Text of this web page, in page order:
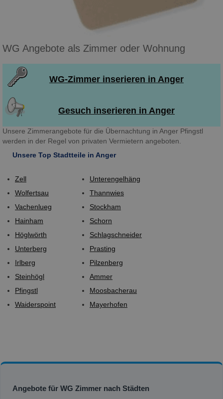
WG Angebote als Zimmer oder Wohnung
WG-Zimmer inserieren in Anger
Gesuch inserieren in Anger
Unsere Zimmerangebote für die Übernachtung in Anger Pfingstl
werden in der Regel von privaten Vermietern angeboten.
Unsere Top Stadtteile in Anger
Zell
Wolfertsau
Vachenlueg
Hainham
Höglwörth
Unterberg
Irlberg
Steinhögl
Pfingstl
Waiderspoint
Unterengelhäng
Thannwies
Stockham
Schorn
Schlagschneider
Prasting
Pilzenberg
Ammer
Moosbacherau
Mayerhofen
Angebote für WG Zimmer nach Städten